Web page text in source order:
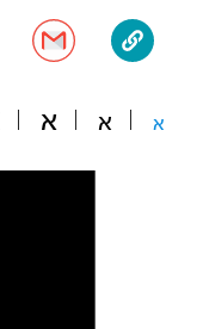
"מחצית בשכונה"
משתתפים וזוכים
תקנון עבור
אופניים
ספורט מוטורי
א א א